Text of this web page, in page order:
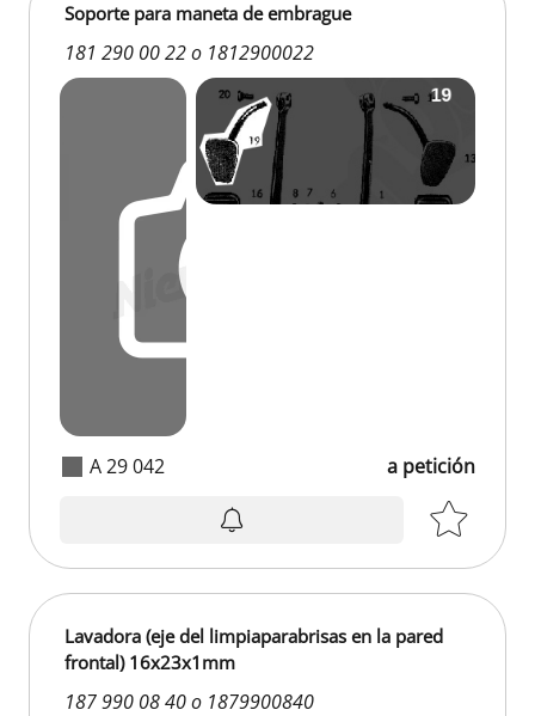
A 29 042
Soporte para maneta de embrague
181 290 00 22 o 1812900022
a petición
Lavadora (eje del limpiaparabrisas en la pared
frontal) 16x23x1mm
187 990 08 40 o 1879900840